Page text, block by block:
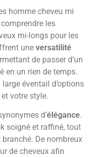
homme cheveu mi
les
mi-longs pour les
une versatilité
de passer d’un
en un rien de temps.
éventail d’options
et votre style.
d’élégance.
soigné et raffiné, tout
De nombreux
de cheveux afin